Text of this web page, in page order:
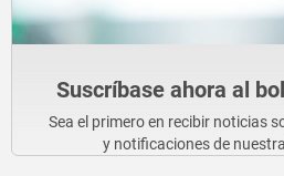
Suscríbase ahora al
Sea el primero en recibir noticias
y notificaciones de